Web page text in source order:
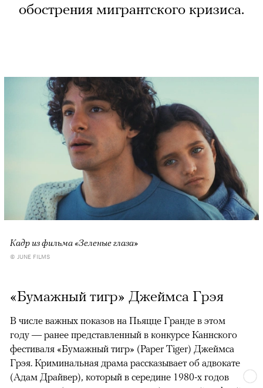
обострения мигрантского кризиса.
Кадр из фильма «Зеленые глаза»
© JUNE FILMS
«Бумажный тигр» Джеймса Грэя
В числе важных показов на Пьяцце Гранде в этом
году — ранее представленный в конкурсе Каннского
фестиваля «Бумажный тигр» (Paper Tiger) Джеймса
Грэя. Криминальная драма рассказывает об адвокате
(Адам Драйвер), который в середине 1980-х годов